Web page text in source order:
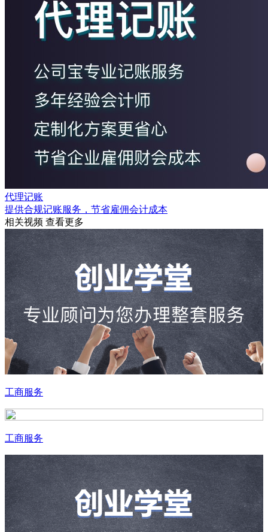
代理记账
提供合规记账服务，节省雇佣会计成本
相关视频 查看更多
工商服务
工商服务